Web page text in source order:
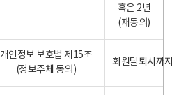
혹은 2년
(재동의)
개인정보 보호법 제15조
(정보주체 동의)
회원탈퇴시까